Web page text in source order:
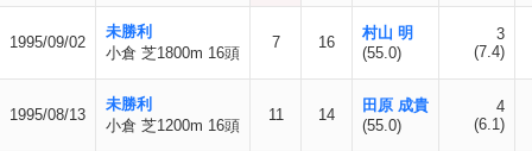
1995/09/02
未勝利
小倉 芝1800m 16頭
7 16
村山 明
(55.0)
3
(7.4)
1995/08/13
未勝利
小倉 芝1200m 16頭
11 14
田原 成貴
(55.0)
4
(6.1)